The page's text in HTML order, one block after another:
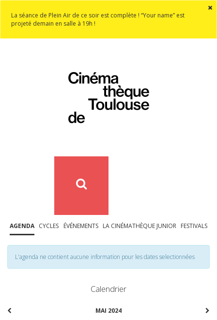
La séance de Plein Air de ce soir est complète ! “Your name” est
projeté demain en salle à 19h !
AGENDA CYCLES ÉVÉNEMENTS LA CINÉMATHÈQUE JUNIOR FESTIVALS
L'agenda ne contient aucune information pour les dates selectionnées
Calendrier
MAI 2024